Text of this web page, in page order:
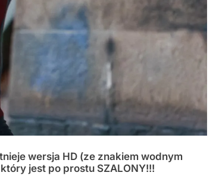
wersja HD (ze znakiem wodnym
jest po prostu SZALONY!!!